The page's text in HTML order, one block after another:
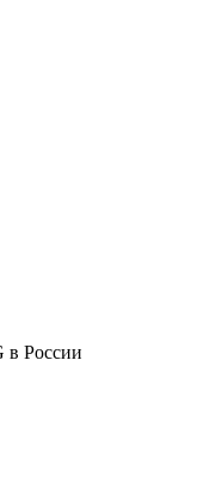
в России